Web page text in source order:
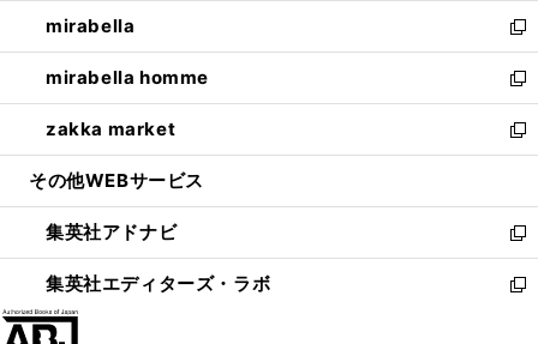
く
で
開
く
ド
ウ
で
開
く
ィ
ン
ド
ウ
で
開
し
い
ウ
ィ
ン
ド
ウ
開
く
mirabella
新
し
い
ウ
ィ
ン
ウ
で
開
く
mirabella homme
新
し
い
ウ
ン
ド
ウ
で
zakka market
新
し
ウ
ィ
ン
ド
その他WEBサービス
集英社アドナビ
新
し
い
集英社エディターズ・ラボ
新